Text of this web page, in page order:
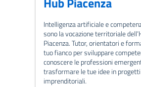
Intelligenza artificiale e
sono la vocazione territoriale
Piacenza. Tutor, orientatori e
tuo fianco per sviluppare
conoscere le professioni
trasformare le tue idee in progetti
imprenditoriali.